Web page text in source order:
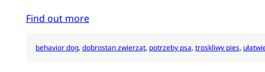
Find out more
behavior dog, dobrostan zwierząt, potrzeby psa, troskliwy pies,